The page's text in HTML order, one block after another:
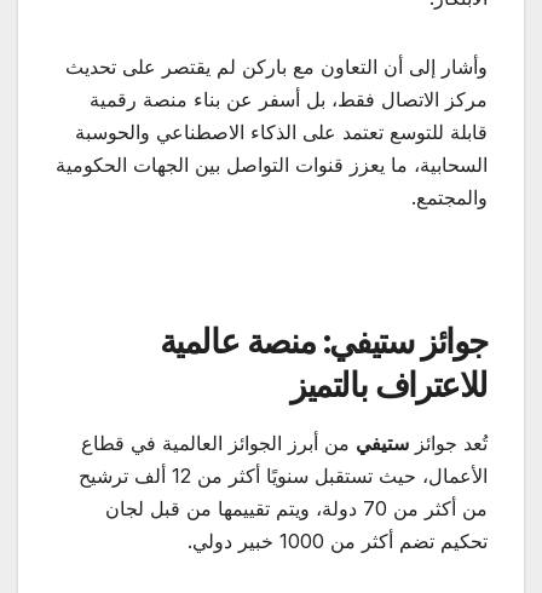
وأشار إلى أن التعاون مع باركن لم يقتصر على تحديث
مركز الاتصال فقط، بل أسفر عن بناء منصة رقمية
قابلة للتوسع تعتمد على الذكاء الاصطناعي والحوسبة
السحابية، ما يعزز قنوات التواصل بين الجهات الحكومية
والمجتمع.
جوائز ستيفي: منصة عالمية
للاعتراف بالتميز
تُعد جوائز ستيفي من أبرز الجوائز العالمية في قطاع
الأعمال، حيث تستقبل سنويًا أكثر من 12 ألف ترشيح
من أكثر من 70 دولة، ويتم تقييمها من قبل لجان
تحكيم تضم أكثر من 1000 خبير دولي.